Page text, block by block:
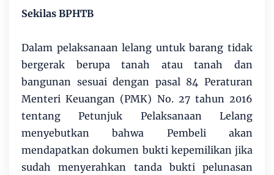
Sekilas BPHTB
Dalam pelaksanaan lelang untuk barang tidak
bergerak berupa tanah atau tanah dan
bangunan sesuai dengan pasal 84 Peraturan
Menteri Keuangan (PMK) No. 27 tahun 2016
tentang Petunjuk Pelaksanaan Lelang
menyebutkan bahwa Pembeli akan
mendapatkan dokumen bukti kepemilikan jika
sudah menyerahkan tanda bukti pelunasan